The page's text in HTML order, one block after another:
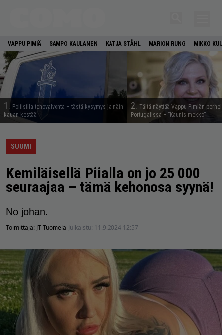
VAPPU PIMIÄ SAMPO KAULANEN KATJA STÅHL MARION RUNG MIKKO
1. Poliisilla tehovalvonta – tästä kysymys ja näin
kauan kestää
2. Tältä näyttää Vappu Pimiän
Portugalissa – ”Kaunis mekko”
SUOMI
Kemiläisellä Piialla on jo 25 000
seuraajaa – tämä kehonosa syynä!
No johan.
Toimittaja: JT Tuomela Julkaistu: 11.9.2024 12:57